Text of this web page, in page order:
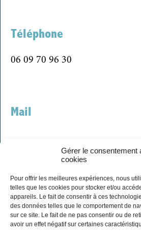
Gérer le consentement
cookies
Pour offrir les meilleures expériences, nous
telles que les cookies pour stocker et/ou
appareils. Le fait de consentir à ces
des données telles que le comportement de
sur ce site. Le fait de ne pas consentir ou de
avoir un effet négatif sur certaines
Téléphone
06 09 70 96 30
Mail